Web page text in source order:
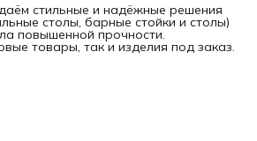
стильные и надёжные решения
столы, барные стойки и столы)
повышенной прочности.
товары, так и изделия под заказ.